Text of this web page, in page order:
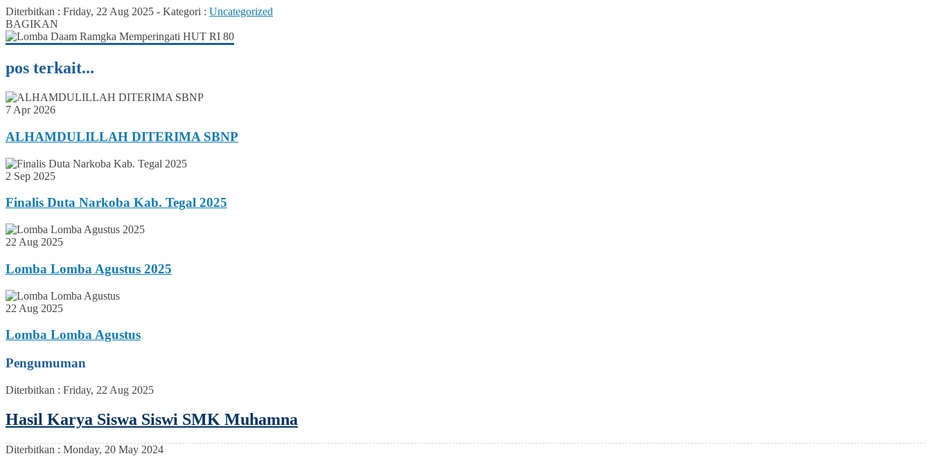
Diterbitkan : Friday, 22 Aug 2025 - Kategori : Uncategorized
BAGIKAN
pos terkait...
7 Apr 2026
ALHAMDULILLAH DITERIMA SBNP
2 Sep 2025
Finalis Duta Narkoba Kab. Tegal 2025
22 Aug 2025
Lomba Lomba Agustus 2025
22 Aug 2025
Lomba Lomba Agustus
Pengumuman
Diterbitkan : Friday, 22 Aug 2025
Hasil Karya Siswa Siswi SMK Muhamna
Diterbitkan : Monday, 20 May 2024